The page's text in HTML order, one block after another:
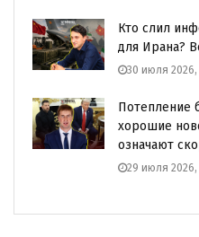
Кто слил
для Ирана?
30 июля 2026,
Потепление
хорошие
означают
29 июля 2026,